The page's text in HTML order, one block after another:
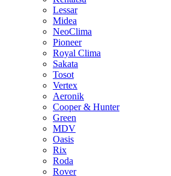
Lessar
Midea
NeoClima
Pioneer
Royal Clima
Sakata
Tosot
Vertex
Aeronik
Cooper & Hunter
Green
MDV
Oasis
Rix
Roda
Rover